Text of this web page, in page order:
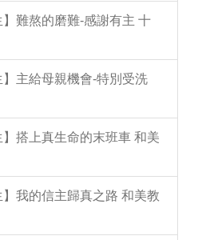
難熬的磨難-感謝有主 十
主給母親機會-特別受洗
搭上真生命的末班車 和美
我的信主歸真之路 和美教